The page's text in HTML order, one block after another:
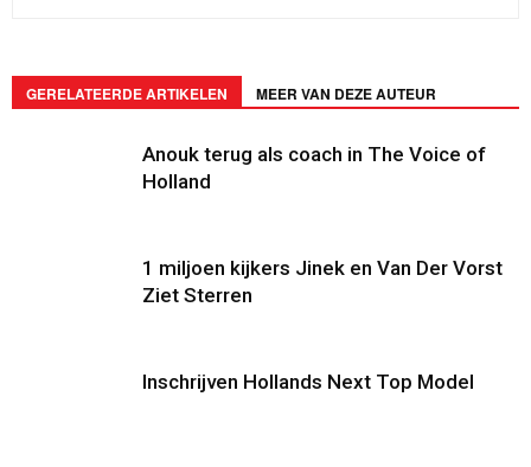
GERELATEERDE ARTIKELEN MEER VAN DEZE AUTEUR
Anouk terug als coach in The Voice of
Holland
1 miljoen kijkers Jinek en Van Der Vorst
Ziet Sterren
Inschrijven Hollands Next Top Model